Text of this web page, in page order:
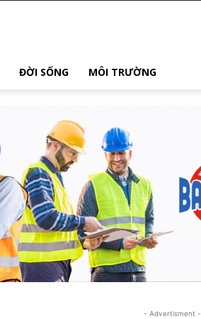
ĐỜI SỐNG MÔI TRƯỜNG
- Advertisment -